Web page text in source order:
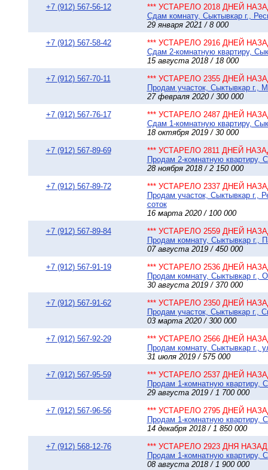
+7 (912) 567-56-12
*** УСТАРЕЛО 2018 ДНЕЙ
Сдам комнату, Сыктывкар г.,
29 января 2021 / 8 000
+7 (912) 567-58-42
*** УСТАРЕЛО 2916 ДНЕЙ
Сдам 2-комнатную квартиру,
15 августа 2018 / 18 000
+7 (912) 567-70-11
*** УСТАРЕЛО 2355 ДНЕЙ
Продам участок, Сыктывкар
27 февраля 2020 / 300 000
+7 (912) 567-76-17
*** УСТАРЕЛО 2487 ДНЕЙ
Сдам 1-комнатную квартиру,
18 октября 2019 / 30 000
+7 (912) 567-89-69
*** УСТАРЕЛО 2811 ДНЕЙ
Продам 2-комнатную квартиру,
28 ноября 2018 / 2 150 000
+7 (912) 567-89-72
*** УСТАРЕЛО 2337 ДНЕЙ
Продам участок, Сыктывкар г.,
соток
16 марта 2020 / 100 000
+7 (912) 567-89-84
*** УСТАРЕЛО 2559 ДНЕЙ
Продам комнату, Сыктывкар г.,
07 августа 2019 / 450 000
+7 (912) 567-91-19
*** УСТАРЕЛО 2536 ДНЕЙ
Продам комнату, Сыктывкар г.,
30 августа 2019 / 370 000
+7 (912) 567-91-62
*** УСТАРЕЛО 2350 ДНЕЙ
Продам участок, Сыктывкар г.,
03 марта 2020 / 300 000
+7 (912) 567-92-29
*** УСТАРЕЛО 2566 ДНЕЙ
Продам комнату, Сыктывкар г.,
31 июля 2019 / 575 000
+7 (912) 567-95-59
*** УСТАРЕЛО 2537 ДНЕЙ
Продам 1-комнатную квартиру,
29 августа 2019 / 1 700 000
+7 (912) 567-96-56
*** УСТАРЕЛО 2795 ДНЕЙ
Продам 1-комнатную квартиру,
14 декабря 2018 / 1 850 000
+7 (912) 568-12-76
*** УСТАРЕЛО 2923 ДНЯ НАЗАД
Продам 1-комнатную квартиру,
08 августа 2018 / 1 900 000